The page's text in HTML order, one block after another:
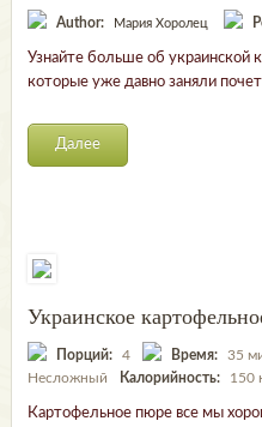
Author: Мария Хоролец
Узнайте больше об украинской
которые уже давно заняли
Далее
Украинское
Порций: 4 Время: 35
Несложный
Калорийность: 150
Картофельное пюре все мы